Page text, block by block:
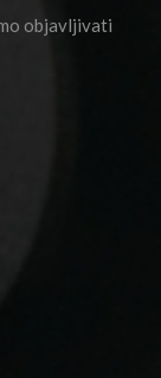
objavljivati